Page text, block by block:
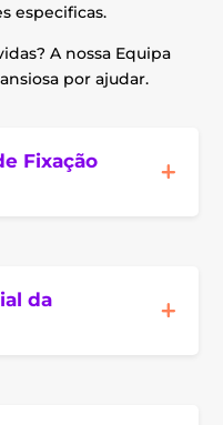
especificas.
A nossa Equipa
por ajudar.
Fixação
da